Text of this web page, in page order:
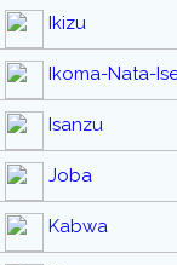
Ikizu
Ikoma-Nata-
Isanzu
Joba
Kabwa